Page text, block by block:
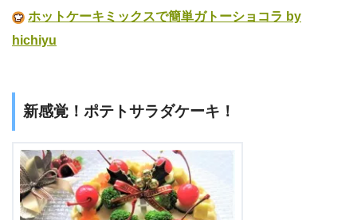
ホットケーキミックスで簡単ガトーショコラ by
hichiyu
新感覚！ポテトサラダケーキ！